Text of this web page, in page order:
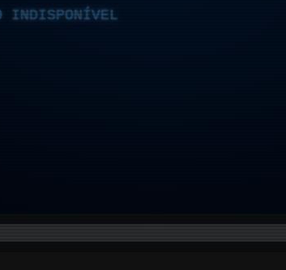
INDISPONÍVEL